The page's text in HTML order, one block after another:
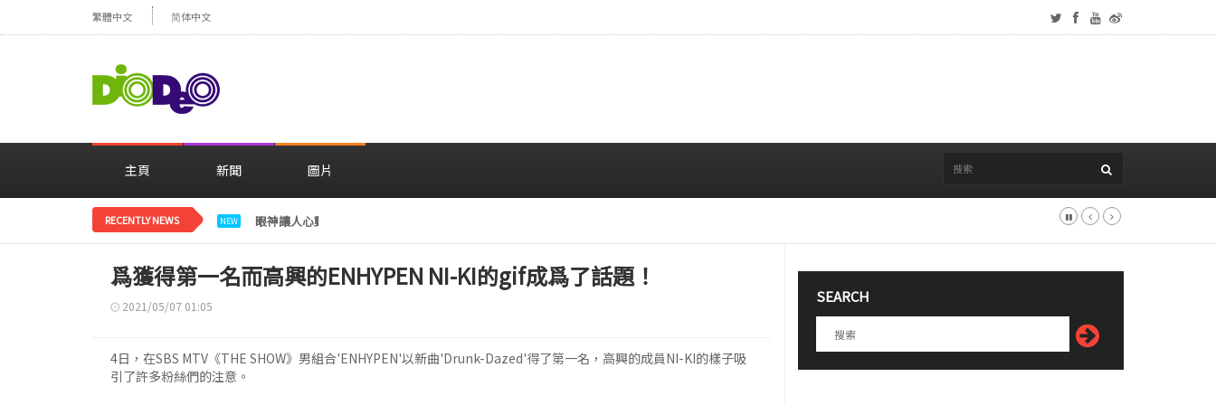
繁體中文 简体中文
主頁 新聞 圖片
RECENTLY NEWS NEW 眼神讓人心動，美貌閃耀……安宥真，就算瞪着看也很漂亮呢
爲獲得第一名而高興的ENHYPEN NI-KI的gif成爲了話題！
2021/05/07 01:05
4日，在SBS MTV《THE SHOW》男組合'ENHYPEN'以新曲'Drunk-Dazed'得了第一名，高興的成員NI-KI的樣子吸
引了許多粉絲們的注意。
SEARCH